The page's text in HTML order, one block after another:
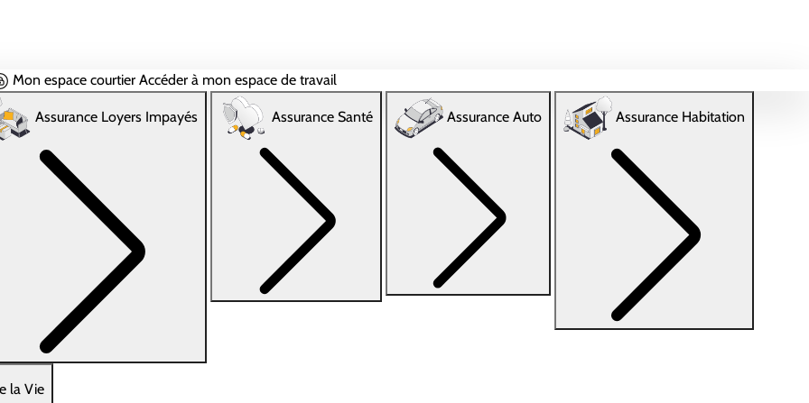
Mon espace courtier Accéder à mon espace de travail
Assurance Loyers Impayés Assurance Santé Assurance Auto Assurance Habitation
la Vie